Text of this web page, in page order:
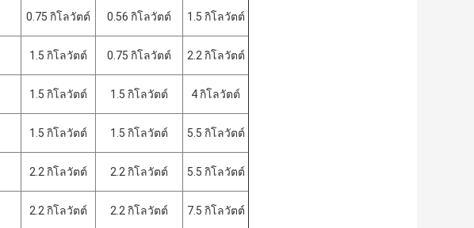
0.75 กิโลวัตต์ 0.56 กิโลวัตต์ 1.5 กิโลวัตต์
1.5 กิโลวัตต์ 0.75 กิโลวัตต์ 2.2 กิโลวัตต์
1.5 กิโลวัตต์ 1.5 กิโลวัตต์ 4 กิโลวัตต์
1.5 กิโลวัตต์ 1.5 กิโลวัตต์ 5.5 กิโลวัตต์
2.2 กิโลวัตต์ 2.2 กิโลวัตต์ 5.5 กิโลวัตต์
2.2 กิโลวัตต์ 2.2 กิโลวัตต์ 7.5 กิโลวัตต์